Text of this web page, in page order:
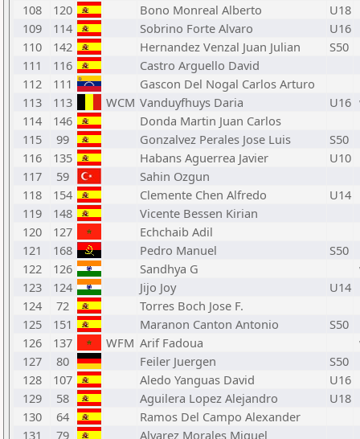
108
120 Bono Monreal Alberto
U18
109
114 Sobrino Forte Alvaro
U16
110
142 Hernandez Venzal Juan Julian
S50
111
116
Castro Arguello David
112
111
Gascon Del Nogal Carlos Arturo
113
113 WCM Vanduyfhuys Daria U16
114
146
Donda Martin Juan Carlos
115
99 Gonzalvez Perales Jose Luis
S50
116
135 Habans Aguerrea Javier
U10
117
59
Sahin Ozgun
118
154 Clemente Chen Alfredo
U14
119
148
Vicente Bessen Kirian
120
127
Echchaib Adil
121
168 Pedro Manuel
S50
122
126 Sandhya G
123
124 Jijo Joy
U14
124
72
Torres Boch Jose F.
125
151 Maranon Canton Antonio
S50
126
137 WFM Arif Fadoua
127
80 Feiler Juergen
S50
128
107 Aledo Yanguas David
U16
129
58 Aguilera Lopez Alejandro
U18
130
64
Ramos Del Campo Alexander
131
79 Alvarez Morales Miguel